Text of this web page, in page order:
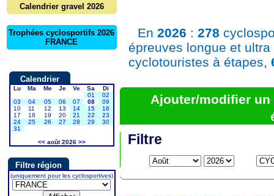
Calendrier gravel 2026
Trophées cyclosportifs 2026
FRANCE
Calendrier
Lu Ma Me Je Ve Sa
Di
01
02
03
04 05 06 07 08
09
10
11 12 13 14 15
16
17
18 19 20 21 22
23
24
25 26 27 28 29
30
31
<<août 2026 >>
Filtre région
(uniquement pour les cyclosportives)
En 2026 : 278
épreuves longue et
cyclotouristes à étapes,
Ajouter/modifier un
Filtre